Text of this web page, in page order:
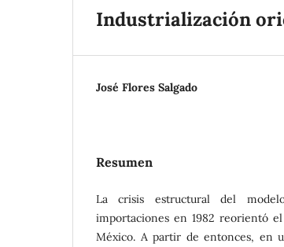
Industrialización
José Flores Salgado
Resumen
La crisis estructural del
importaciones en 1982 reorientó
México. A partir de entonces, en